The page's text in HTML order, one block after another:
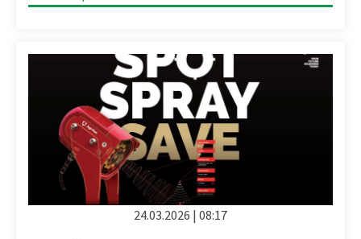
24.03.2026 | 08:17